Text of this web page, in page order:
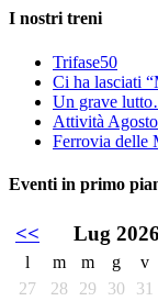
I nostri treni
Trifase50
Ci ha lasciati
Un grave
Attività
Ferrovia delle
Eventi in primo
<< Lug 2026
l m m g v
27
28 29 30 31